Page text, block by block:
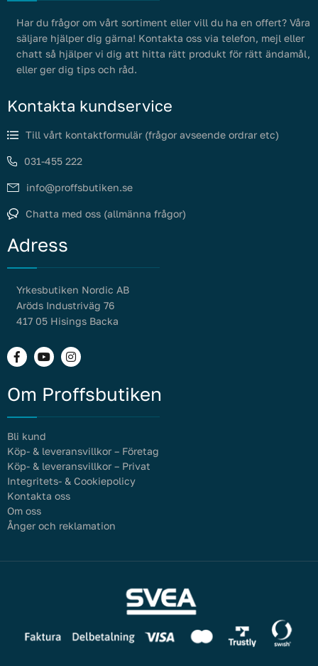
Har du frågor om vårt sortiment eller vill du ha en offert? Våra
säljare hjälper dig gärna! Kontakta oss via telefon, mejl eller
chatt så hjälper vi dig att hitta rätt produkt för rätt ändamål,
eller ger dig tips och råd.
Kontakta kundservice
Till vårt kontaktformulär (frågor avseende ordrar etc)
031-455 222
info@proffsbutiken.se
Chatta med oss (allmänna frågor)
Adress
Yrkesbutiken Nordic AB
Aröds Industriväg 76
417 05 Hisings Backa
Om Proffsbutiken
Bli kund
Köp- & leveransvillkor – Företag
Köp- & leveransvillkor – Privat
Integritets- & Cookiepolicy
Kontakta oss
Om oss
Ånger och reklamation